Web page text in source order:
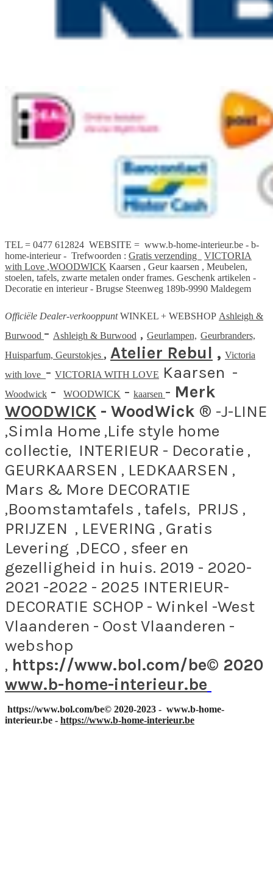
TEL = 0477 612824 WEBSITE = www.b-home-interieur.be - b-
home-interieur - Trefwoorden : Gratis verzending
VICTORIA
with Love ,WOODWICK Kaarsen , Geur kaarsen , Meubelen,
stoelen, tafels, zwarte metalen onder frames. Geschenk artikelen -
Decoratie en interieur - Brugse Steenweg 189b-9990 Maldegem
Officiële Dealer-verkooppuntWINKEL + WEBSHOP Ashleigh &
Burwood - Ashleigh & Burwood , Geurlampen, Geurbranders,
Huisparfum, Geurstokjes , Atelier Rebul , Victoria
with love - VICTORIA WITH LOVE Kaarsen -
Woodwick - WOODWICK - kaarsen - Merk
WOODWICK - WoodWick ® -J-LINE
,Simla Home ,Life style home
collectie, INTERIEUR - Decoratie ,
GEURKAARSEN , LEDKAARSEN ,
Mars & More DECORATIE
,Boomstamtafels , tafels, PRIJS ,
PRIJZEN , LEVERING , Gratis
Levering ,DECO , sfeer en
gezelligheid in huis. 2019 - 2020-
2021 -2022 - 2025 INTERIEUR-
DECORATIE SCHOP - Winkel -West
Vlaanderen - Oost Vlaanderen -
webshop
, https://www.bol.com/be© 2020
www.b-home-interieur.be
https://www.bol.com/be© 2020-2023 - www.b-home-
interieur.be - https://www.b-home-interieur.be